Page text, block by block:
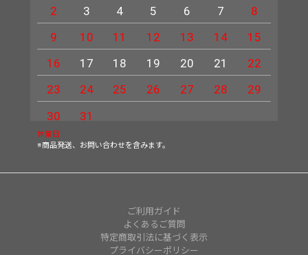
2
3 4 5 6 7
8
9
10 11 12 13 14
15
16
17 18 19 20 21
22
23
24 25 26 27 28
29
30
31
休業日
※商品発送、お問い合わせを含みます。
ご利用ガイド
よくあるご質問
特定商取引法に基づく表示
プライバシーポリシー